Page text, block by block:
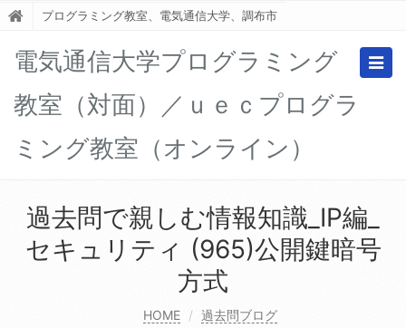
プログラミング教室、電気通信大学、調布市
電気通信大学プログラミング
教室（対面）／ｕｅｃプログラ
ミング教室（オンライン）
過去問で親しむ情報知識_IP編_
セキュリティ (965)公開鍵暗号
方式
HOME
過去問ブログ